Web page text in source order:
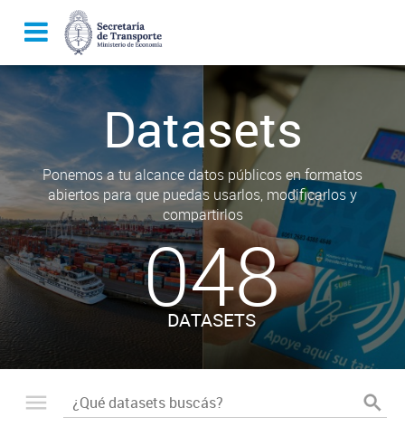
Datasets
Ponemos a tu alcance datos públicos en formatos
abiertos para que puedas usarlos, modificarlos y
compartirlos
048
DATASETS